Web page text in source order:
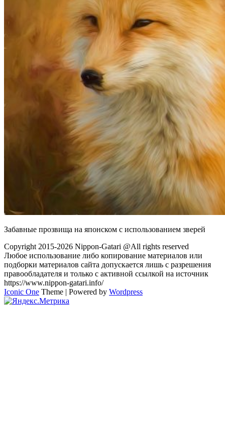
Забавные прозвища на японском с использованием зверей
Copyright 2015-2026 Nippon-Gatari @All rights reserved
Любое использование либо копирование материалов или
подборки материалов сайта допускается лишь с разрешения
правообладателя и только с активной ссылкой на источник
https://www.nippon-gatari.info/
Iconic One Theme | Powered by Wordpress